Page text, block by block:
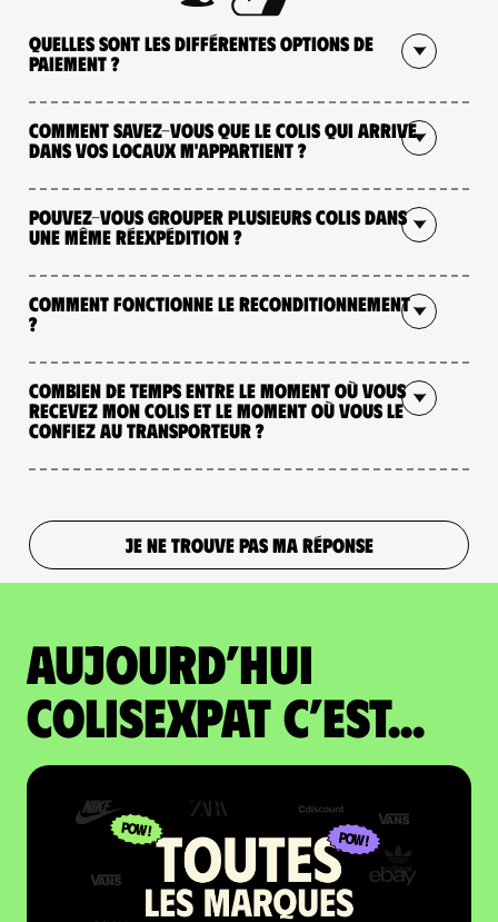
Quelles sont les différentes options de
paiement ?
Comment savez-vous que le colis qui arrive
dans vos locaux m'appartient ?
Pouvez-vous grouper plusieurs colis dans
une même réexpédition ?
Comment fonctionne le reconditionnement
?
Combien de temps entre le moment où vous
recevez mon colis et le moment où vous le
confiez au transporteur ?
JE NE TROUVE PAS MA RÉPONSE
Aujourd’hui
colisexpat c’est...